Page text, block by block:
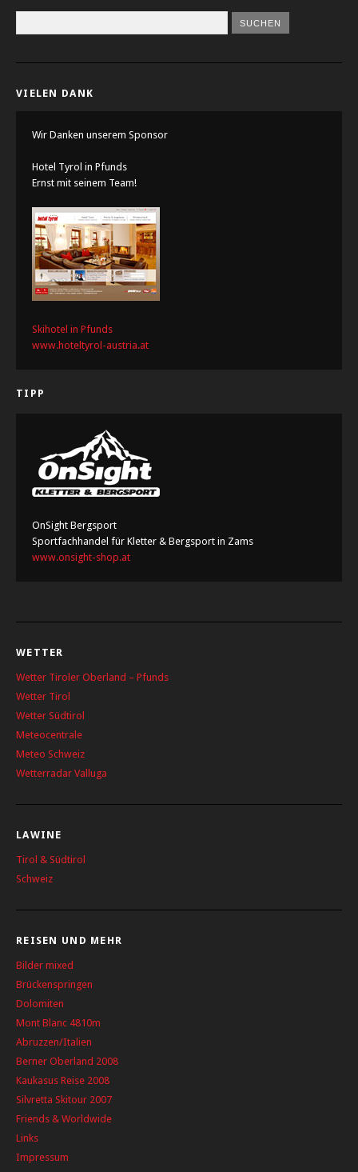
VIELEN DANK
Wir Danken unserem Sponsor
Hotel Tyrol in Pfunds
Ernst mit seinem Team!
Skihotel in Pfunds
www.hoteltyrol-austria.at
TIPP
OnSight Bergsport
Sportfachhandel für Kletter & Bergsport in Zams
www.onsight-shop.at
WETTER
Wetter Tiroler Oberland – Pfunds
Wetter Tirol
Wetter Südtirol
Meteocentrale
Meteo Schweiz
Wetterradar Valluga
LAWINE
Tirol & Südtirol
Schweiz
REISEN UND MEHR
Bilder mixed
Brückenspringen
Dolomiten
Mont Blanc 4810m
Abruzzen/Italien
Berner Oberland 2008
Kaukasus Reise 2008
Silvretta Skitour 2007
Friends & Worldwide
Links
Impressum